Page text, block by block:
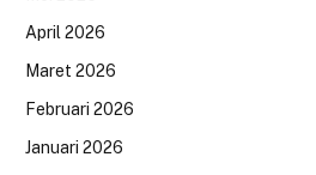
April 2026
Maret 2026
Februari 2026
Januari 2026